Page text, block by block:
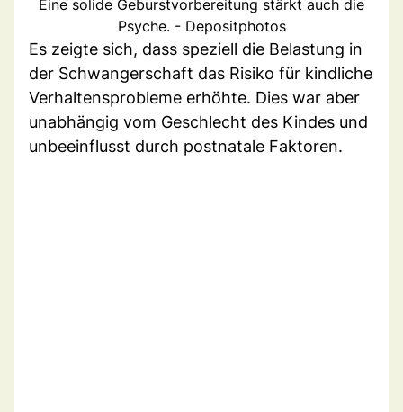
Eine solide Geburstvorbereitung stärkt auch die
Psyche. - Depositphotos
Es zeigte sich, dass speziell die Belastung in
der Schwangerschaft das Risiko für kindliche
Verhaltensprobleme erhöhte. Dies war aber
unabhängig vom Geschlecht des Kindes und
unbeeinflusst durch postnatale Faktoren.